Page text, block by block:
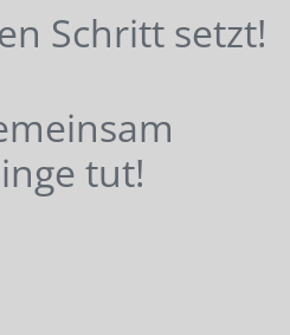
Schritt setzt!
tut!